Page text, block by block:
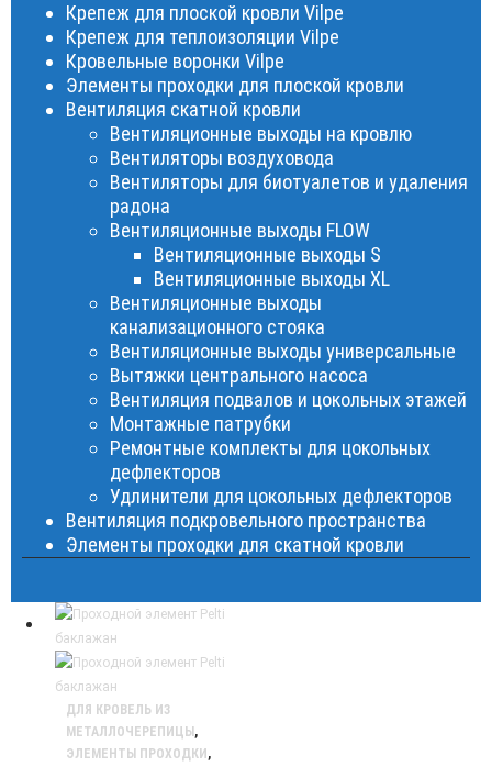
Крепеж для плоской кровли Vilpe
Крепеж для теплоизоляции Vilpe
Кровельные воронки Vilpe
Элементы проходки для плоской кровли
Вентиляция скатной кровли
Вентиляционные выходы на кровлю
Вентиляторы воздуховода
Вентиляторы для биотуалетов и удаления
радона
Вентиляционные выходы FLOW
Вентиляционные выходы S
Вентиляционные выходы XL
Вентиляционные выходы
канализационного стояка
Вентиляционные выходы универсальные
Вытяжки центрального насоса
Вентиляция подвалов и цокольных этажей
Монтажные патрубки
Ремонтные комплекты для цокольных
дефлекторов
Удлинители для цокольных дефлекторов
Вентиляция подкровельного пространства
Элементы проходки для скатной кровли
ДЛЯ КРОВЕЛЬ ИЗ
МЕТАЛЛОЧЕРЕПИЦЫ ,
ЭЛЕМЕНТЫ ПРОХОДКИ ,